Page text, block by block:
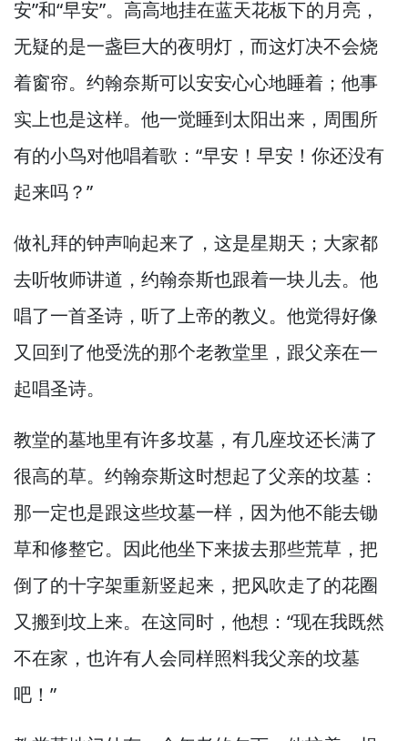
安”和“早安”。 高高地挂在蓝天花板下的月亮，
无疑的是一盏巨大的夜明灯， 而这灯决不会烧
着窗帘。 约翰奈斯可以安安心心地睡着；他事
实上也是这样。 他一觉睡到太阳出来， 周围所
有的小鸟对他唱着歌：“早安！ 早安！ 你还没有
起来吗？”
做礼拜的钟声响起来了， 这是星期天；大家都
去听牧师讲道， 约翰奈斯也跟着一块儿去。 他
唱了一首圣诗， 听了上帝的教义。 他觉得好像
又回到了他受洗的那个老教堂里， 跟父亲在一
起唱圣诗。
教堂的墓地里有许多坟墓， 有几座坟还长满了
很高的草。 约翰奈斯这时想起了父亲的坟墓：
那一定也是跟这些坟墓一样， 因为他不能去锄
草和修整它。 因此他坐下来拔去那些荒草， 把
倒了的十字架重新竖起来， 把风吹走了的花圈
又搬到坟上来。 在这同时， 他想：“现在我既然
不在家， 也许有人会同样照料我父亲的坟墓
吧！”